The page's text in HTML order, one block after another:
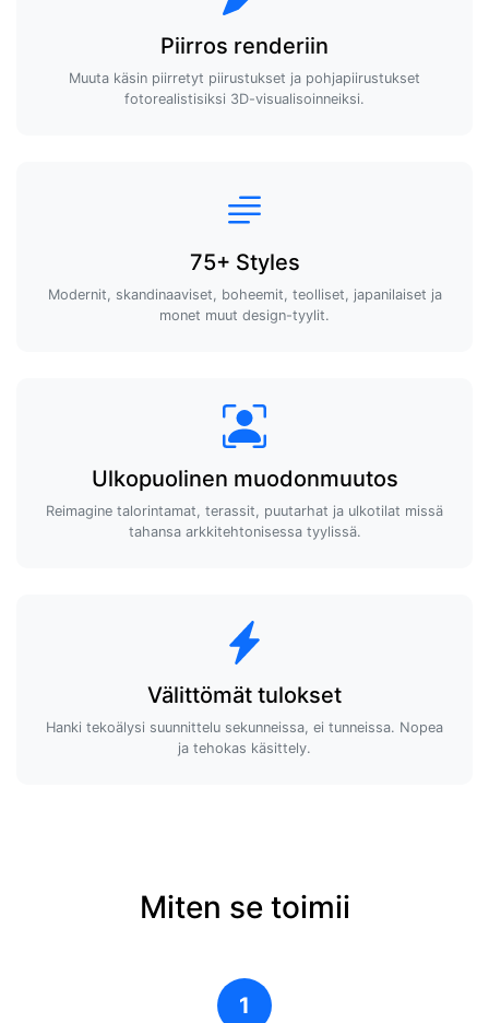
Piirros renderiin
Muuta käsin piirretyt piirustukset ja pohjapiirustukset
fotorealistisiksi 3D-visualisoinneiksi.
75+ Styles
Modernit, skandinaaviset, boheemit, teolliset, japanilaiset ja
monet muut design-tyylit.
Ulkopuolinen muodonmuutos
Reimagine talorintamat, terassit, puutarhat ja ulkotilat missä
tahansa arkkitehtonisessa tyylissä.
Välittömät tulokset
Hanki tekoälysi suunnittelu sekunneissa, ei tunneissa. Nopea
ja tehokas käsittely.
Miten se toimii
1